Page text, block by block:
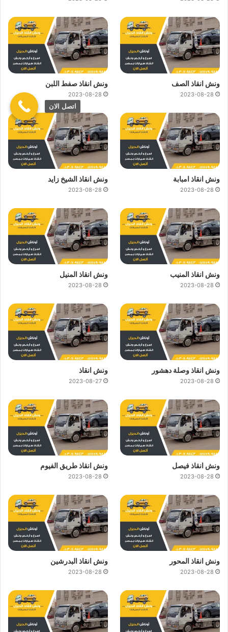
ونش انقاذ الصف
2023-08-28
ونش انقاذ صفط اللبن
2023-08-28
ونش انقاذ امبابة
2023-08-28
ونش انقاذ الشيخ زايد
2023-08-28
ونش انقاذ المنيب
2023-08-28
ونش انقاذ المنيل
2023-08-28
ونش انقاذ وصلة دهشور
2023-08-28
ونش انقاذ
2023-08-27
ونش انقاذ فيصل
2023-08-28
ونش انقاذ طريق الفيوم
2023-08-28
ونش انقاذ المحور
2023-08-28
ونش انقاذ البدرشين
2023-08-28
اتصل الان